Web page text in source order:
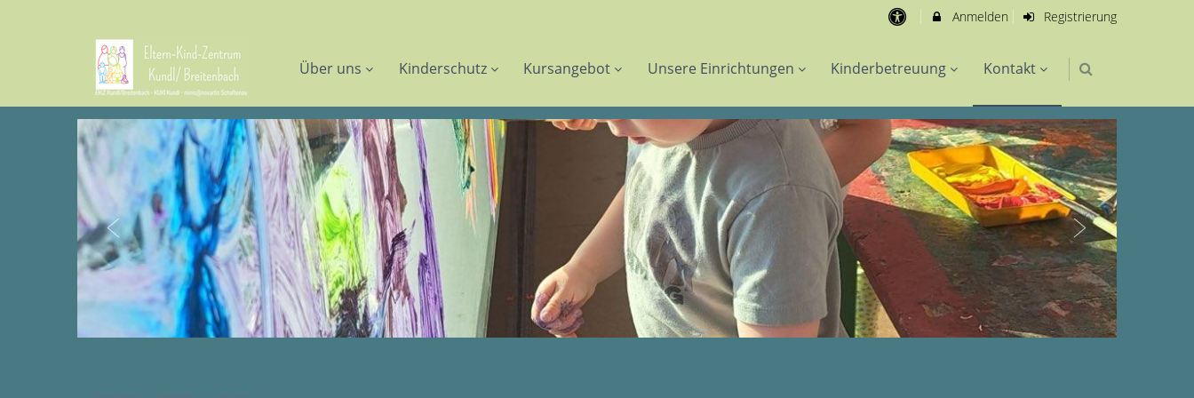
Anmelden Registrierung
Über uns Kinderschutz Kursangebot Unsere Einrichtungen Kinderbetreuung Kontakt